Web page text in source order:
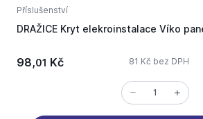
Příslušenství
DRAŽICE Kryt elekroinstalace Víko
98,01 Kč 81 Kč bez DPH